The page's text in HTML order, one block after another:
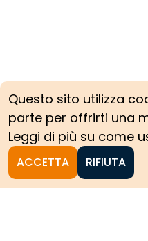
Questo sito utilizza
parte per offrirti una
Leggi di più su come
ACCETTA RIFIUTA